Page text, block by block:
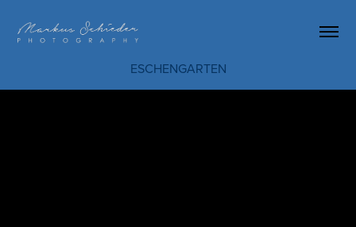
ESCHENGARTEN